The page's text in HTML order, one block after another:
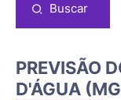
Buscar
PREVISÃO
D'ÁGUA